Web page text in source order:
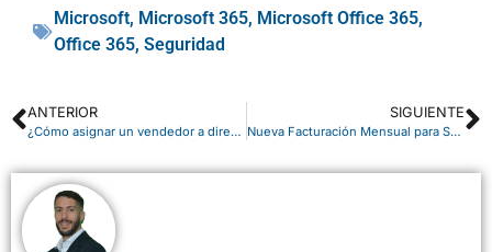
Microsoft, Microsoft 365, Microsoft Office 365,
Office 365, Seguridad
ANTERIOR
¿Cómo asignar un vendedor a direcciones de envío en Business Central?
SIGUIENTE
Nueva Facturación Mensual para Suscripciones Anuales de Microsoft 365 Copilot